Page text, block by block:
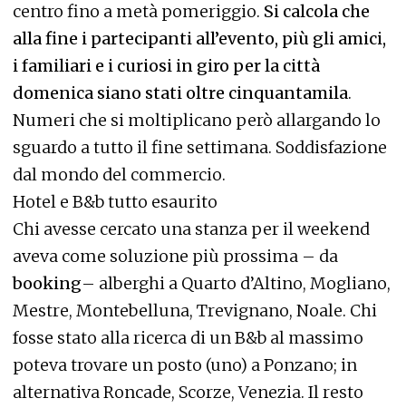
centro fino a metà pomeriggio. Si calcola che
alla fine i partecipanti all’evento, più gli amici,
i familiari e i curiosi in giro per la città
domenica siano stati oltre cinquantamila.
Numeri che si moltiplicano però allargando lo
sguardo a tutto il fine settimana. Soddisfazione
dal mondo del commercio.
Hotel e B&b tutto esaurito
Chi avesse cercato una stanza per il weekend
aveva come soluzione più prossima – da
booking– alberghi a Quarto d’Altino, Mogliano,
Mestre, Montebelluna, Trevignano, Noale. Chi
fosse stato alla ricerca di un B&b al massimo
poteva trovare un posto (uno) a Ponzano; in
alternativa Roncade, Scorze, Venezia. Il resto